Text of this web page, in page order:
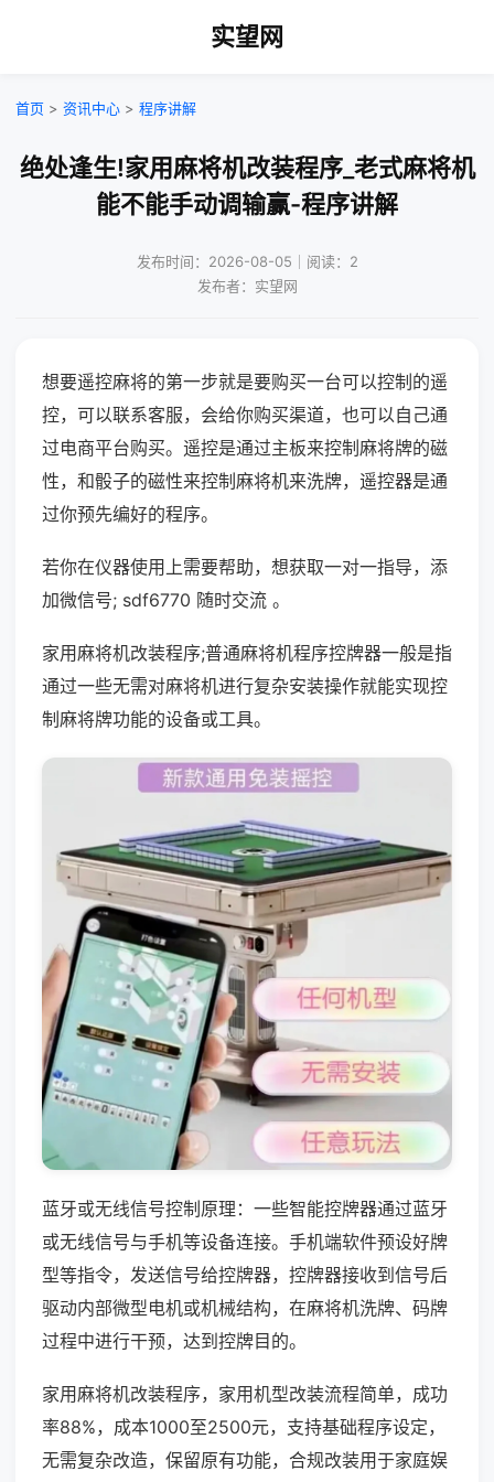
实望网
首页 > 资讯中心 > 程序讲解
绝处逢生!家用麻将机改装程序_老式麻将机
能不能手动调输赢-程序讲解
发布时间：2026-08-05｜阅读：2
发布者：实望网
想要遥控麻将的第一步就是要购买一台可以控制的遥
控，可以联系客服，会给你购买渠道，也可以自己通
过电商平台购买。遥控是通过主板来控制麻将牌的磁
性，和骰子的磁性来控制麻将机来洗牌，遥控器是通
过你预先编好的程序。
若你在仪器使用上需要帮助，想获取一对一指导，添
加微信号; sdf6770 随时交流 。
家用麻将机改装程序;普通麻将机程序控牌器一般是指
通过一些无需对麻将机进行复杂安装操作就能实现控
制麻将牌功能的设备或工具。
蓝牙或无线信号控制原理：一些智能控牌器通过蓝牙
或无线信号与手机等设备连接。手机端软件预设好牌
型等指令，发送信号给控牌器，控牌器接收到信号后
驱动内部微型电机或机械结构，在麻将机洗牌、码牌
过程中进行干预，达到控牌目的。
家用麻将机改装程序，家用机型改装流程简单，成功
率88%，成本1000至2500元，支持基础程序设定，
无需复杂改造，保留原有功能，合规改装用于家庭娱